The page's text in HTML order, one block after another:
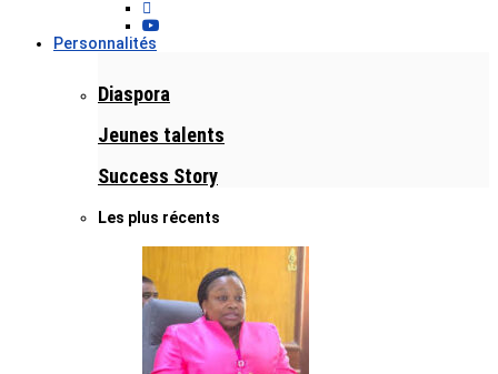
Personnalités
Diaspora
Jeunes talents
Success Story
Les plus récents